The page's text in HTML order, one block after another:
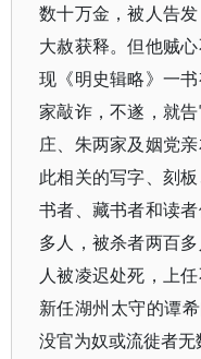
数十万金，被人告
大赦获释。但他贼
现《明史辑略》一
家敲诈，不遂，就
庄、朱两家及姻党
此相关的写字、刻
书者、藏书者和读
多人，被杀者两百
人被凌迟处死，上
新任湖州太守的谭希
没官为奴或流徙者无